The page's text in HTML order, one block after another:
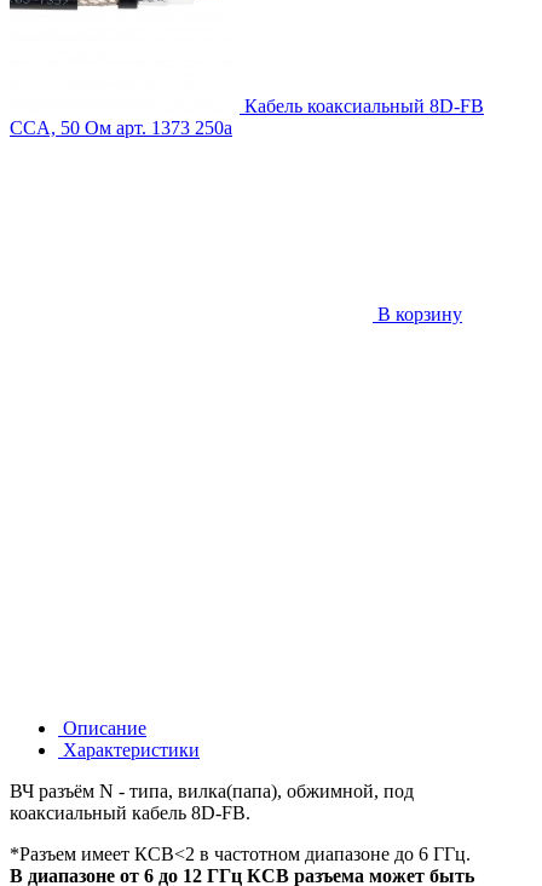
Кабель коаксиальный 8D-FB
CCA, 50 Ом арт. 1373 250a
В корзину
Описание
Характеристики
ВЧ разъём N - типа, вилка(папа), обжимной, под
коаксиальный кабель 8D-FB.
*Разъем имеет КСВ<2 в частотном диапазоне до 6 ГГц.
В диапазоне от 6 до 12 ГГц КСВ разъема может быть